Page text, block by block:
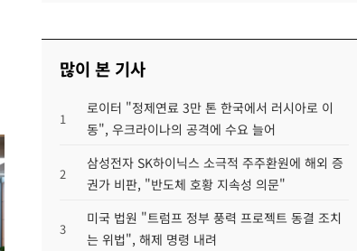
많이 본 기사
1
로이터 "정제연료 3만 톤 한국에서 러시아로 이
동", 우크라이나의 공격에 수요 늘어
2
삼성전자 SK하이닉스 소극적 주주환원에 해외 증
권가 비판, "반도체 호황 지속성 의문"
3
미국 법원 "트럼프 정부 풍력 프로젝트 동결 조치
는 위법", 해제 명령 내려